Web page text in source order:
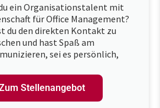
ein Organisationstalent mit
für Office Management?
du den direkten Kontakt zu
und hast Spaß am
sei es persönlich,
du dich für die Anliegen
Kunden und möchtest dazu
dass ihre Bedürfnisse
Stellenangebot